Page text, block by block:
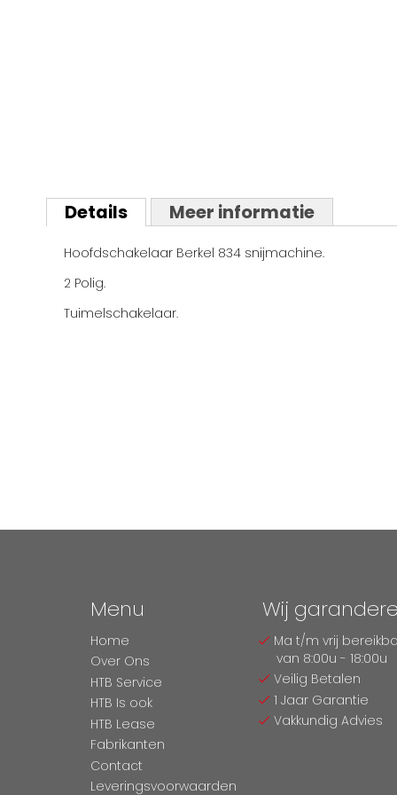
begin
van
afbeeldingen-
Details
Hoofdschakelaar Berkel 834 snijmachine.
2 Polig.
Tuimelschakelaar.
Meer informatie
Menu
Home
Over Ons
HTB Service
HTB Is ook
HTB Lease
Fabrikanten
Contact
Leveringsvoorwaarden
Wij
Ma t/m vrij
van 8:00u - 18:00u
Veilig Betalen
1 Jaar Garantie
Vakkundig Advies